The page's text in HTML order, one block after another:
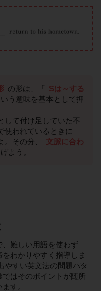
の形は、「
Sは～する
いう意味を基本として押
して付け足していた不
使われているときに
。その分、
文脈に合わ
よう。
、難しい用語を使わず
わかりやすく指導しま
やすい英文法の問題パタ
はそのポイントが随所
す。